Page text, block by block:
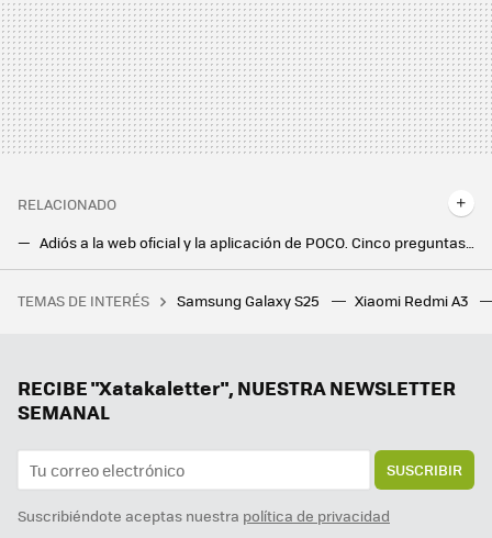
RELACIONADO
Adiós a la web oficial y la aplicación de POCO. Cinco preguntas y respuestas sobre la decisión de Xiaomi y el futuro de la marca
POCO C75: el nuevo candidato de Xiaomi a móvil bueno, bonito y barato llega con descuento
Cinco generaciones trabajan juntas por primera vez en la historia. Y la Generación Z está llevando a las demás a su terreno
TEMAS DE INTERÉS Samsung Galaxy S25 Xiaomi Redmi A3
RECIBE "Xatakaletter", NUESTRA NEWSLETTER
SEMANAL
SUSCRIBIR
Suscribiéndote aceptas nuestra política de privacidad